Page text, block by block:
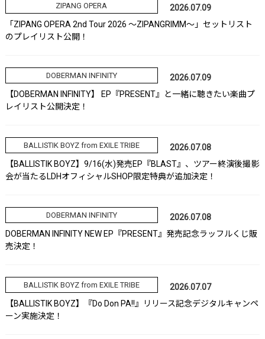
ZIPANG OPERA
2026.07.09
「ZIPANG OPERA 2nd Tour 2026 ～ZIPANGRIMM～」セットリスト
のプレイリスト公開！
DOBERMAN INFINITY
2026.07.09
【DOBERMAN INFINITY】 EP『PRESENT』と一緒に聴きたい楽曲プ
レイリスト公開決定！
BALLISTIK BOYZ from EXILE TRIBE
2026.07.08
【BALLISTIK BOYZ】9/16(水)発売EP『BLAST』、ツアー終演後撮影
会が当たるLDHオフィシャルSHOP限定特典が追加決定！
DOBERMAN INFINITY
2026.07.08
DOBERMAN INFINITY NEW EP『PRESENT』発売記念ラッフルくじ販
売決定！
BALLISTIK BOYZ from EXILE TRIBE
2026.07.07
【BALLISTIK BOYZ】『Do Don PA!!』リリース記念デジタルキャンペ
ーン実施決定！